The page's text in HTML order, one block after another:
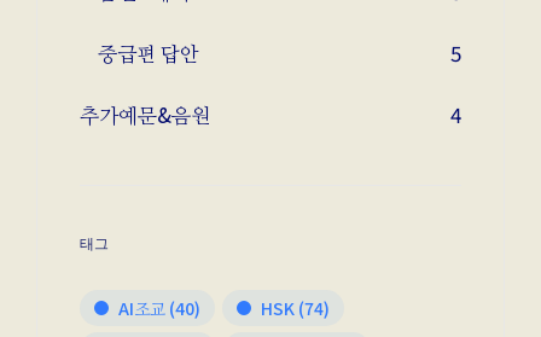
중급편 답안 5
추가예문&음원 4
태그
AI조교 (40) HSK (74)